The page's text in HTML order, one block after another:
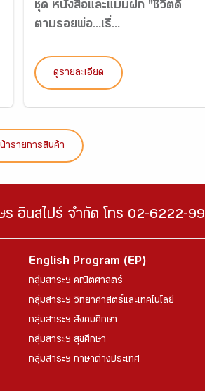
ชุด หนังสือและแบบฝึก "ชีวิตดี
ตามรอยพ่อ...เรื่...
ดูรายละเอียด
ารายการสินค้า
อินสไปร์ จำกัด โทร 02-6222-
English Program (EP)
กลุ่มสาระฯ คณิตศาสตร์
กลุ่มสาระฯ วิทยาศาสตร์และเทคโนโลยี
กลุ่มสาระฯ สังคมศึกษา
กลุ่มสาระฯ สุขศึกษา
กลุ่มสาระฯ ภาษาต่างประเทศ